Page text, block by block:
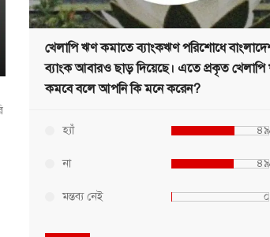
খেলাপি ঋণ কমাতে ব্যাংকঋণ পরিশোধে
ব্যাংক আবারও ছাড় দিয়েছে। এতে প্রকৃত
কমবে বলে আপনি কি মনে করেন?
হ্যাঁ
না
মন্তব্য নেই